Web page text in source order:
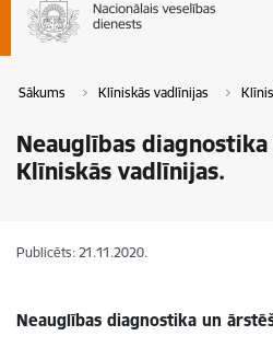
Sākums Klīniskās vadlīnijas
Neauglības
Klīniskās vadlīnijas.
Publicēts: 21.11.2020.
Neauglības diagnostika un